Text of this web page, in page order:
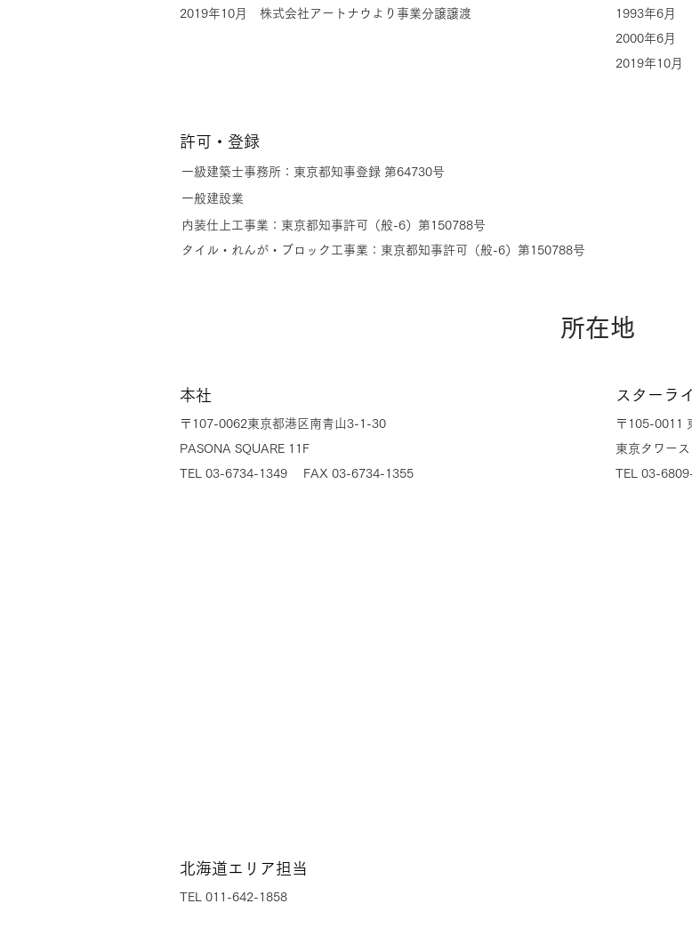
2019年10月 株式会社アートナウより事業分譲譲渡
1993年6月
2000年6月
2019年
許可・登録
一級建築士事務所：東京都知事登録 第64730号
一般建設業
内装仕上工事業：東京都知事許可（般-6）第150788号
タイル・れんが・ブロック工事業：東京都知事許可（般-6）第150788号
所在地
本社
〒107-0062東京都港区南青山3-1-30
PASONA SQUARE 11F
TEL 03-6734-1349 FAX 03-6734-1355
スターラ
〒105-0011
東京タワー
TEL 03-
北海道エリア担当
TEL 011-642-1858